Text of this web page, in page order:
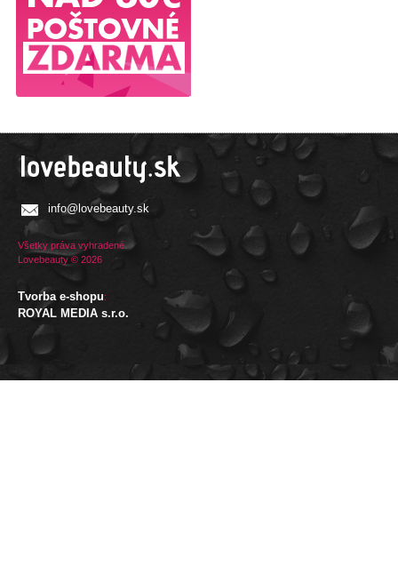
info@lovebeauty.sk
Všetky práva vyhradené.
Lovebeauty © 2026
Tvorba e-shopu:
ROYAL MEDIA s.r.o.